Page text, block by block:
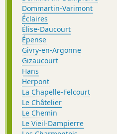
Dommartin-Varimont
Éclaires
Élise-Daucourt
Épense
Givry-en-Argonne
Gizaucourt
Hans
Herpont
La Chapelle-Felcourt
Le Châtelier
Le Chemin
Le Vieil-Dampierre